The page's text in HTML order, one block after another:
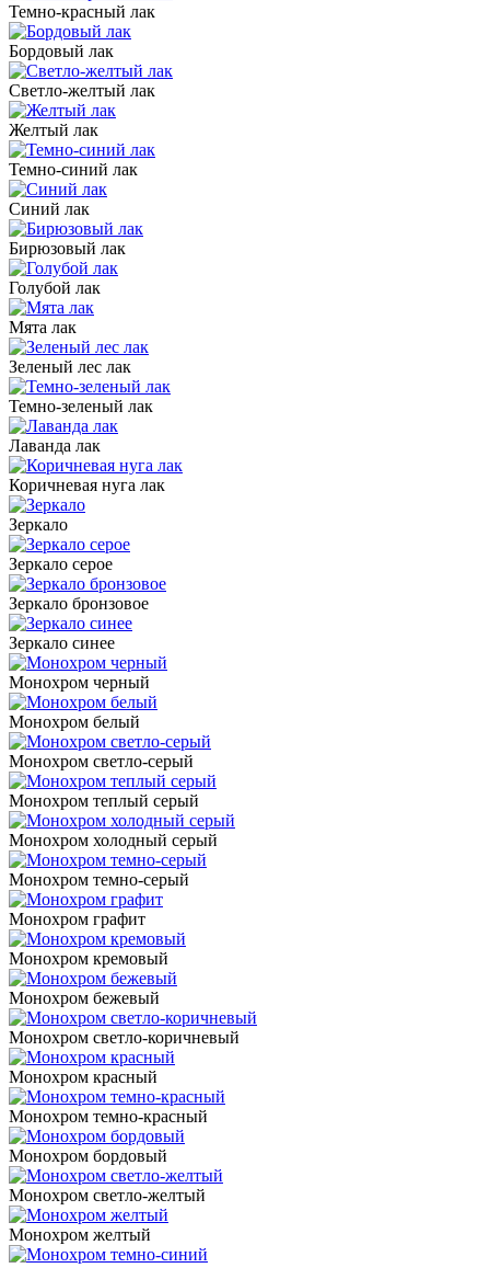
Темно-красный лак
Бордовый лак
Светло-желтый лак
Желтый лак
Темно-синий лак
Синий лак
Бирюзовый лак
Голубой лак
Мята лак
Зеленый лес лак
Темно-зеленый лак
Лаванда лак
Коричневая нуга лак
Зеркало
Зеркало серое
Зеркало бронзовое
Зеркало синее
Монохром черный
Монохром белый
Монохром светло-серый
Монохром теплый серый
Монохром холодный серый
Монохром темно-серый
Монохром графит
Монохром кремовый
Монохром бежевый
Монохром светло-коричневый
Монохром красный
Монохром темно-красный
Монохром бордовый
Монохром светло-желтый
Монохром желтый